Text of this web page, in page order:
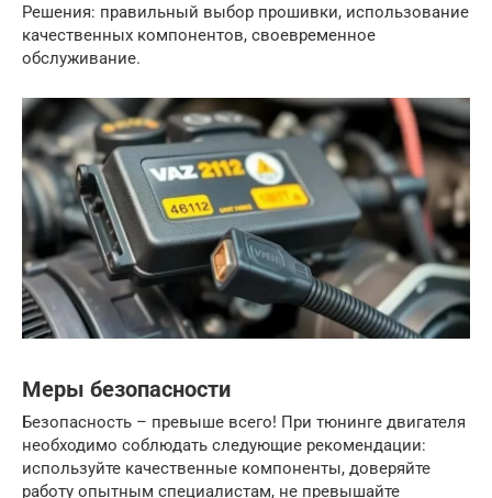
Решения: правильный выбор прошивки, использование
качественных компонентов, своевременное
обслуживание.
Меры безопасности
Безопасность – превыше всего! При тюнинге двигателя
необходимо соблюдать следующие рекомендации:
используйте качественные компоненты, доверяйте
работу опытным специалистам, не превышайте